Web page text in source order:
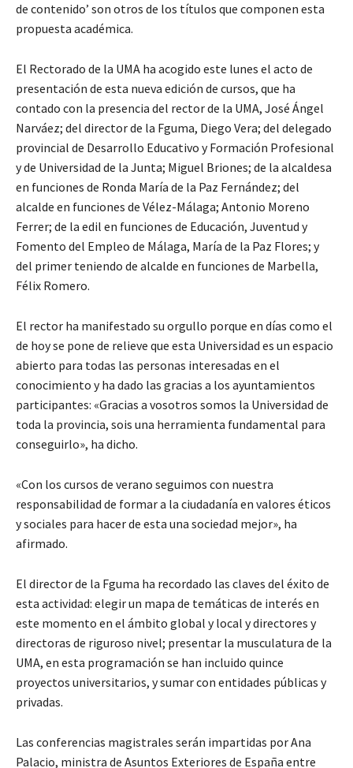
de contenido’ son otros de los títulos que componen esta
propuesta académica.
El Rectorado de la UMA ha acogido este lunes el acto de
presentación de esta nueva edición de cursos, que ha
contado con la presencia del rector de la UMA, José Ángel
Narváez; del director de la Fguma, Diego Vera; del delegado
provincial de Desarrollo Educativo y Formación Profesional
y de Universidad de la Junta; Miguel Briones; de la alcaldesa
en funciones de Ronda María de la Paz Fernández; del
alcalde en funciones de Vélez-Málaga; Antonio Moreno
Ferrer; de la edil en funciones de Educación, Juventud y
Fomento del Empleo de Málaga, María de la Paz Flores; y
del primer teniendo de alcalde en funciones de Marbella,
Félix Romero.
El rector ha manifestado su orgullo porque en días como el
de hoy se pone de relieve que esta Universidad es un espacio
abierto para todas las personas interesadas en el
conocimiento y ha dado las gracias a los ayuntamientos
participantes: «Gracias a vosotros somos la Universidad de
toda la provincia, sois una herramienta fundamental para
conseguirlo», ha dicho.
«Con los cursos de verano seguimos con nuestra
responsabilidad de formar a la ciudadanía en valores éticos
y sociales para hacer de esta una sociedad mejor», ha
afirmado.
El director de la Fguma ha recordado las claves del éxito de
esta actividad: elegir un mapa de temáticas de interés en
este momento en el ámbito global y local y directores y
directoras de riguroso nivel; presentar la musculatura de la
UMA, en esta programación se han incluido quince
proyectos universitarios, y sumar con entidades públicas y
privadas.
Las conferencias magistrales serán impartidas por Ana
Palacio, ministra de Asuntos Exteriores de España entre